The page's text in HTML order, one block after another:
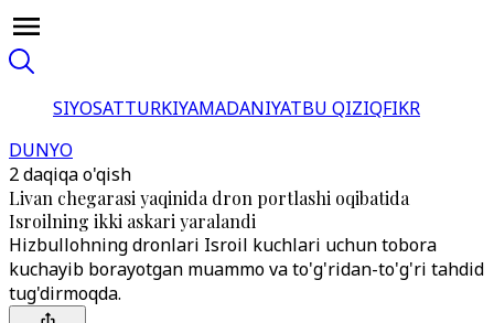
SIYOSATTURKIYAMADANIYATBU QIZIQFIKR
DUNYO
2 daqiqa o'qish
Livan chegarasi yaqinida dron portlashi oqibatida
Isroilning ikki askari yaralandi
Hizbullohning dronlari Isroil kuchlari uchun tobora
kuchayib borayotgan muammo va to'g'ridan-to'g'ri tahdid
tug'dirmoqda.